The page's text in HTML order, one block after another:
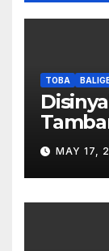
TOBA
MAY 17,